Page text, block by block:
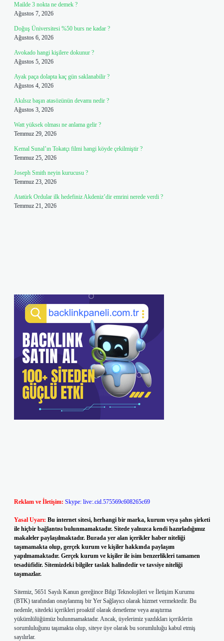
Mailde 3 nokta ne demek ?
Ağustos 7, 2026
Doğuş Üniversitesi %50 burs ne kadar ?
Ağustos 6, 2026
Avokado hangi kişilere dokunur ?
Ağustos 5, 2026
Ayak paça dolapta kaç gün saklanabilir ?
Ağustos 4, 2026
Akılsız başın atasözünün devamı nedir ?
Ağustos 3, 2026
Watt yüksek olması ne anlama gelir ?
Temmuz 29, 2026
Kemal Sunal’ın Tokatçı filmi hangi köyde çekilmiştir ?
Temmuz 25, 2026
Joseph Smith neyin kurucusu ?
Temmuz 23, 2026
Atatürk Ordular ilk hedefiniz Akdeniz’dir emrini nerede verdi ?
Temmuz 21, 2026
Reklam ve İletişim: Skype: live:.cid.575569c608265c69
Yasal Uyarı: Bu internet sitesi, herhangi bir marka, kurum veya şahıs şirketi
ile hiçbir bağlantısı bulunmamaktadır. Sitede yalnızca kendi hazırladığımız
makaleler paylaşılmaktadır. Burada yer alan içerikler haber niteliği
taşımamakta olup, gerçek kurum ve kişiler hakkında paylaşım
yapılmamaktadır. Gerçek kurum ve kişiler ile isim benzerlikleri tamamen
tesadüfidir. Sitemizdeki bilgiler taslak halindedir ve tavsiye niteliği
taşımazlar.
Sitemiz, 5651 Sayılı Kanun gereğince Bilgi Teknolojileri ve İletişim Kurumu
(BTK) tarafından onaylanmış bir Yer Sağlayıcı olarak hizmet vermektedir. Bu
nedenle, sitedeki içerikleri proaktif olarak denetleme veya araştırma
yükümlülüğümüz bulunmamaktadır. Ancak, üyelerimiz yazdıkları içeriklerin
sorumluluğunu taşımakta olup, siteye üye olarak bu sorumluluğu kabul etmiş
sayılırlar.